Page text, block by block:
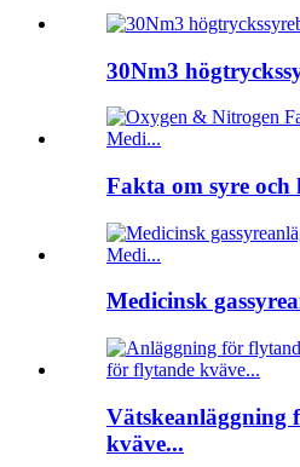
30Nm3
Fakta om syre och
Medicinsk
Vätskeanläggning
kväve...